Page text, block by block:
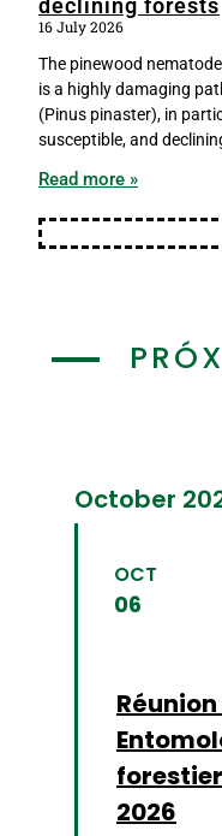
16 July 2026
The pinewood
is a highly damaging
(Pinus pinaster), in
susceptible, and
Read more »
October
OCT
06
2026